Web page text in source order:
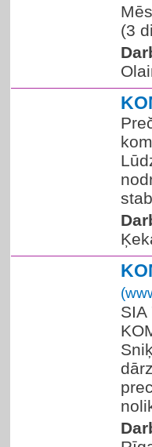
(3
SIA